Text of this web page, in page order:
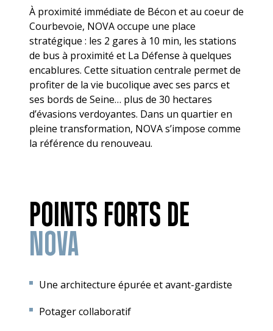
À proximité immédiate de Bécon et au coeur de
Courbevoie, NOVA occupe une place
stratégique : les 2 gares à 10 min, les stations
de bus à proximité et La Défense à quelques
encablures. Cette situation centrale permet de
profiter de la vie bucolique avec ses parcs et
ses bords de Seine… plus de 30 hectares
d’évasions verdoyantes. Dans un quartier en
pleine transformation, NOVA s’impose comme
la référence du renouveau.
POINTS FORTS DE
NOVA
Une architecture épurée et avant-gardiste
Potager collaboratif